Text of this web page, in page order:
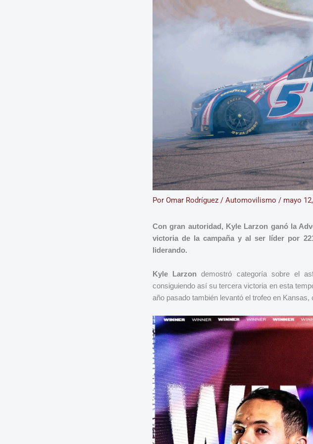
Por Omar Rodríguez / Automovilismo / mayo
Con gran autoridad, Kyle Larzon ganó la
victoria de la campaña y al ser líder por
liderando.
Kyle Larzon demostró categoría sobre el
consiguiendo así su tercera victoria en esta
año pasado también levantó el trofeo en